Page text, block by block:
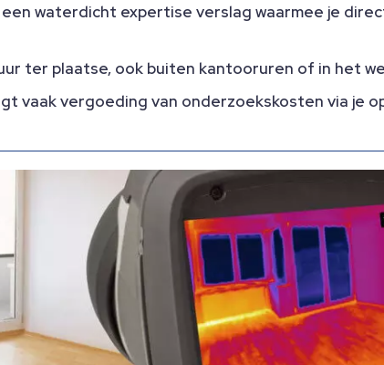
waterdicht expertise verslag waarmee je
ter plaatse, ook buiten kantooruren of in het
vaak vergoeding van onderzoekskosten via je